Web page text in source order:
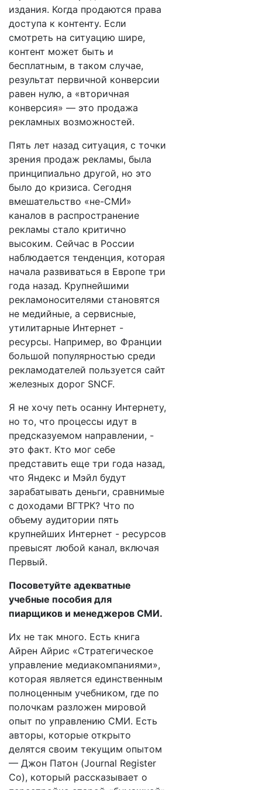
издания. Когда продаются права
доступа к контенту. Если
смотреть на ситуацию шире,
контент может быть и
бесплатным, в таком случае,
результат первичной конверсии
равен нулю, а «вторичная
конверсия» — это продажа
рекламных возможностей.
Пять лет назад ситуация, с точки
зрения продаж рекламы, была
принципиально другой, но это
было до кризиса. Сегодня
вмешательство «не-СМИ»
каналов в распространение
рекламы стало критично
высоким. Сейчас в России
наблюдается тенденция, которая
начала развиваться в Европе три
года назад. Крупнейшими
рекламоносителями становятся
не медийные, а сервисные,
утилитарные Интернет -
ресурсы. Например, во Франции
большой популярностью среди
рекламодателей пользуется сайт
железных дорог SNCF.
Я не хочу петь осанну Интернету,
но то, что процессы идут в
предсказуемом направлении, -
это факт. Кто мог себе
представить еще три года назад,
что Яндекс и Мэйл будут
зарабатывать деньги, сравнимые
с доходами ВГТРК? Что по
объему аудитории пять
крупнейших Интернет - ресурсов
превысят любой канал, включая
Первый.
Посоветуйте адекватные
учебные пособия для
пиарщиков и менеджеров СМИ.
Их не так много. Есть книга
Айрен Айрис «Стратегическое
управление медиакомпаниями»,
которая является единственным
полноценным учебником, где по
полочкам разложен мировой
опыт по управлению СМИ. Есть
авторы, которые открыто
делятся своим текущим опытом
— Джон Патон (Journal Register
Co), который рассказывает о